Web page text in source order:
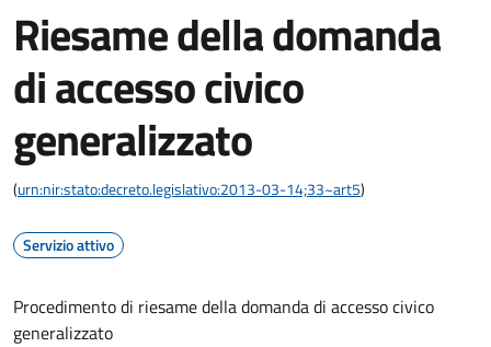
Riesame della domanda
di accesso civico
generalizzato
(urn:nir:stato:decreto.legislativo:2013-03-14;33~art5)
Servizio attivo
Procedimento di riesame della domanda di accesso civico
generalizzato